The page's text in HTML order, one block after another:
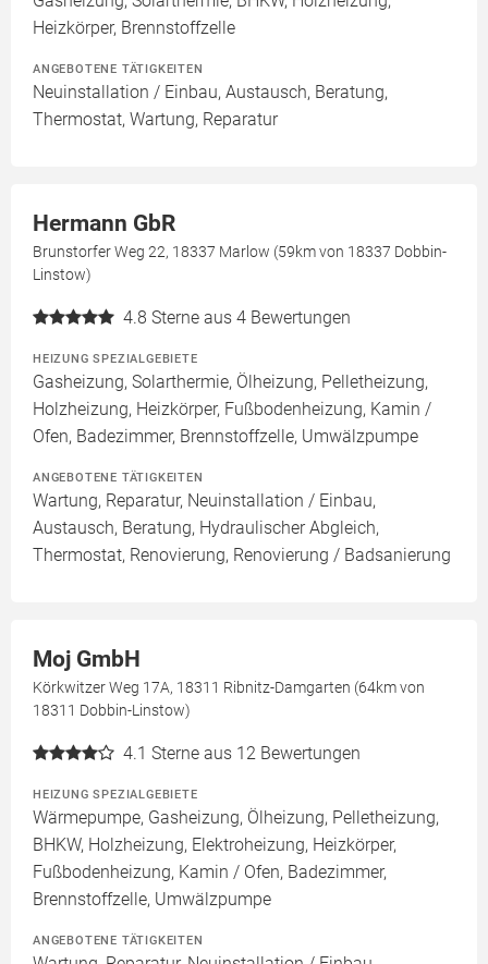
Heizkörper, Brennstoffzelle
ANGEBOTENE TÄTIGKEITEN
Neuinstallation / Einbau, Austausch, Beratung,
Thermostat, Wartung, Reparatur
Hermann GbR
Brunstorfer Weg 22, 18337 Marlow (59km von 18337 Dobbin-
Linstow)
4.8 Sterne aus 4 Bewertungen
HEIZUNG SPEZIALGEBIETE
Gasheizung, Solarthermie, Ölheizung, Pelletheizung,
Holzheizung, Heizkörper, Fußbodenheizung, Kamin /
Ofen, Badezimmer, Brennstoffzelle, Umwälzpumpe
ANGEBOTENE TÄTIGKEITEN
Wartung, Reparatur, Neuinstallation / Einbau,
Austausch, Beratung, Hydraulischer Abgleich,
Thermostat, Renovierung, Renovierung / Badsanierung
Moj GmbH
Körkwitzer Weg 17A, 18311 Ribnitz-Damgarten (64km von
18311 Dobbin-Linstow)
4.1 Sterne aus 12 Bewertungen
HEIZUNG SPEZIALGEBIETE
Wärmepumpe, Gasheizung, Ölheizung, Pelletheizung,
BHKW, Holzheizung, Elektroheizung, Heizkörper,
Fußbodenheizung, Kamin / Ofen, Badezimmer,
Brennstoffzelle, Umwälzpumpe
ANGEBOTENE TÄTIGKEITEN